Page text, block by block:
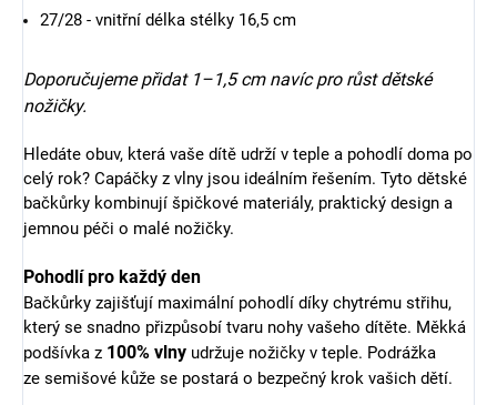
27/28 - vnitřní délka stélky 16,5 cm
Doporučujeme přidat 1–1,5 cm navíc pro růst dětské
nožičky.
Hledáte obuv, která vaše dítě udrží v teple a pohodlí doma po
celý rok? Capáčky z vlny jsou ideálním řešením. Tyto dětské
bačkůrky kombinují špičkové materiály, praktický design a
jemnou péči o malé nožičky.
Pohodlí pro každý den
Bačkůrky zajišťují maximální pohodlí díky chytrému střihu,
který se snadno přizpůsobí tvaru nohy vašeho dítěte. Měkká
podšívka z 100% vlny udržuje nožičky v teple. Podrážka
ze semišové kůže se postará o bezpečný krok vašich dětí.